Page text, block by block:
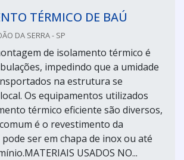
TÉRMICO DE BAÚ
DA SERRA - SP
de isolamento térmico é
impedindo que a umidade
na estrutura se
Os equipamentos utilizados
térmico eficiente são diversos,
é o revestimento da
ser em chapa de inox ou até
USADOS NO...